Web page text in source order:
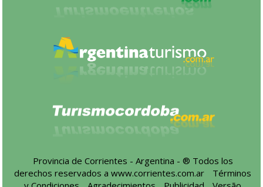
Provincia de Corrientes - Argentina - ® Todos los
derechos reservados a www.corrientes.com.ar
Términos